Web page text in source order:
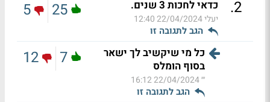
2
. כדאי לחכות 3 שנים.
יעלי22/04/2024 12:40
הגב לתגובה זו
25
5
כל מי שיקשיב לך ישאר
בסוף הומלס
׳׳׳22/04/2024 16:12
הגב לתגובה זו
7
12